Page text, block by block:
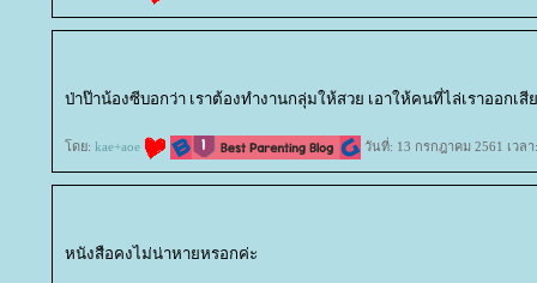
ป่าป๊าน้องซีบอกว่า เราต้องทำงานกลุ่มให้สวย เอาให้คนที่ไล่เราออกเสี
ดย: kae+aoe วันที่: 13 กรกฎาคม 2561 เวล
หนังสือคงไม่น่าหายหรอกค่ะ